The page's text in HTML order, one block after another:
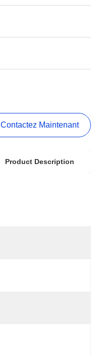
Contactez Maintenant
Product Description